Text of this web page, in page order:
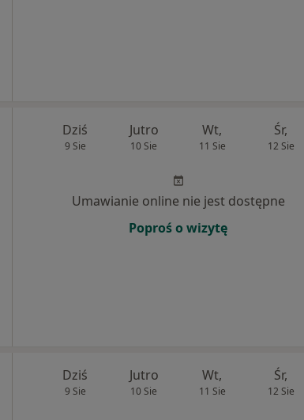
Dziś
9 Sie
Jutro
10 Sie
Wt,
11 Sie
Śr,
12 Sie
Umawianie online nie jest dostępne
Poproś o wizytę
Dziś
9 Sie
Jutro
10 Sie
Wt,
11 Sie
Śr,
12 Sie